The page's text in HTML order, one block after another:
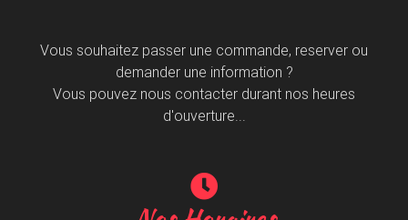
Vous souhaitez passer une commande, reserver ou
demander une information ?
Vous pouvez nous contacter durant nos heures
d'ouverture...